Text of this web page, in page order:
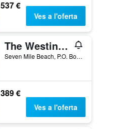
537 €
Ves a l'oferta
The Westin Grand Cayman Seven Mile Beach Resort & Spa
Seven Mile Beach, P.O. Box 30620, George Town, Illes Caiman
389 €
Ves a l'oferta